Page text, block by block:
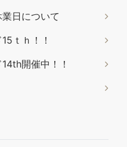
日について
ｔｈ！！
開催中！！